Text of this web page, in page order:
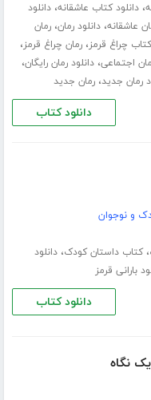
،دانلود کتاب عاشقانه،دانلود
عاشقانه،دانلود رمان،رمان
چراغ قرمز،رمان چراغ قرمز،
اجتماعی،دانلود رمان رایگان،
رمان جدید،رمان جدید
دانلود کتاب
و نوجوان
،کتاب داستان کودک،دانلود
بارانی قرمز
دانلود کتاب
نگاه